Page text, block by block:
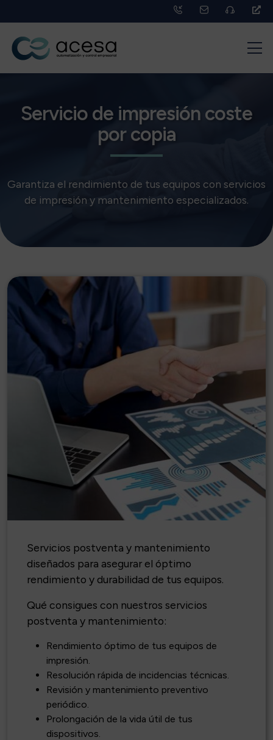
Servicio de impresión coste
por copia
Garantiza el rendimiento de tus equipos con servicios
de impresión y mantenimiento especializados.
Servicios postventa y mantenimiento
diseñados para asegurar el óptimo
rendimiento y durabilidad de tus equipos.
Qué consigues con nuestros servicios
postventa y mantenimiento:
Rendimiento óptimo de tus equipos de
impresión.
Resolución rápida de incidencias técnicas.
Revisión y mantenimiento preventivo
periódico.
Prolongación de la vida útil de tus
dispositivos.